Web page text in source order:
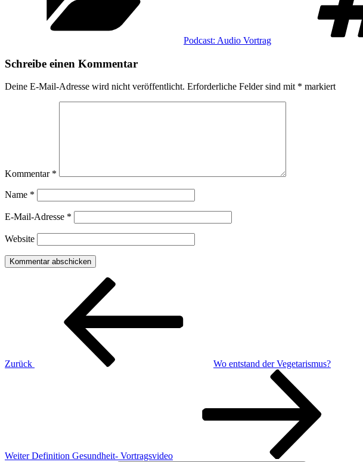
Podcast: Audio Vortrag
Schreibe einen Kommentar
Deine E-Mail-Adresse wird nicht veröffentlicht. Erforderliche Felder sind mit * markiert
Kommentar *
Name *
E-Mail-Adresse *
Website
Beitragsnavigation
Zurück
Wo entstand der Vegetarismus?
Weiter Definition Gesundheit- Vortragsvideo